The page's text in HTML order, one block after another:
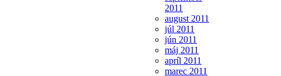
2011
august 2011
júl 2011
jún 2011
máj 2011
apríl 2011
marec 2011